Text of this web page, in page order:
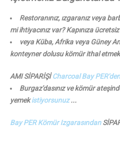
Restoranınız, ızgaranız veya
mi ihtiyacınız var? Kapınıza
veya Küba, Afrika veya Güney
konteyner dolusu kömür ithal
AMI SİPARİŞİCharcoal Bay PER'den
Burgaz'dasınız ve kömür
yemekistiyorsunuz...
Bay PER Kömür Izgarasından